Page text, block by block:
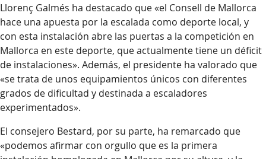
Llorenç Galmés ha destacado que «el Consell de Mallorca
hace una apuesta por la escalada como deporte local, y
con esta instalación abre las puertas a la competición en
Mallorca en este deporte, que actualmente tiene un déficit
de instalaciones». Además, el presidente ha valorado que
«se trata de unos equipamientos únicos con diferentes
grados de dificultad y destinada a escaladores
experimentados».
El consejero Bestard, por su parte, ha remarcado que
«podemos afirmar con orgullo que es la primera